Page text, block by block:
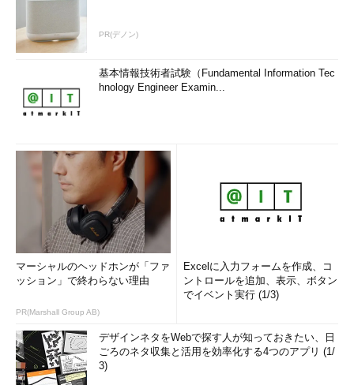
PR(デノン)
基本情報技術者試験（Fundamental Information Tec
hnology Engineer Examin...
マーシャルのヘッドホンが「ファ
ッション」で終わらない理由
PR(Marshall Group AB)
Excelに入力フォームを作成、コ
ントロールを追加、表示、ボタン
でイベント実行 (1/3)
デザインネタをWebで探す人が知っておきたい、日
ごろのネタ収集と活用を効率化する4つのアプリ (1/
3)